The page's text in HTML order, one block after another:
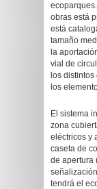
obras está
está
tamaño
la
vial de
los
los
El sistema
zona
eléctricos y
caseta de
de apertura
tendrá el